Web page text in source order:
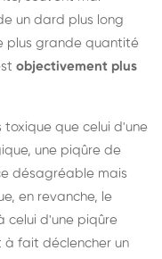
un dard plus long
plus grande quantité
objectivement plus
toxique que celui d'une
une piqûre de
désagréable mais
en revanche, le
celui d'une piqûre
fait déclencher un